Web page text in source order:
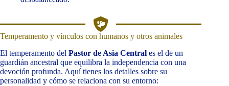
Temperamento y vínculos con humanos y otros animales
El temperamento del Pastor de Asia Central es el de un
guardián ancestral que equilibra la independencia con una
devoción profunda. Aquí tienes los detalles sobre su
personalidad y cómo se relaciona con su entorno: